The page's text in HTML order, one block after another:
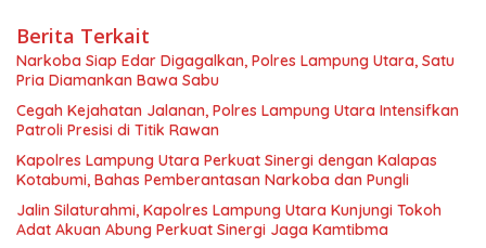
Berita Terkait
Narkoba Siap Edar Digagalkan, Polres Lampung Utara, Satu
Pria Diamankan Bawa Sabu
Cegah Kejahatan Jalanan, Polres Lampung Utara Intensifkan
Patroli Presisi di Titik Rawan
Kapolres Lampung Utara Perkuat Sinergi dengan Kalapas
Kotabumi, Bahas Pemberantasan Narkoba dan Pungli
Jalin Silaturahmi, Kapolres Lampung Utara Kunjungi Tokoh
Adat Akuan Abung Perkuat Sinergi Jaga Kamtibma